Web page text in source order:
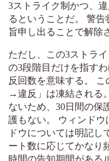
3ストライク制かつ、
るということだ。 警
旨申し出ることで解除
ただし、この3ストラ
の3段階目だけを指す
反回数を意味する。
→違反」は凍結される
ないため、30日間の保
護もない。 ウィンドウ
ドウについては明記し
ート数に応じてかなり